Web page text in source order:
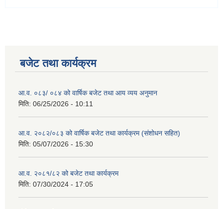
बजेट तथा कार्यक्रम
आ.व. ०८३/ ०८४ को वार्षिक बजेट तथा आय व्यय अनुमान
मिति: 06/25/2026 - 10:11
आ.व. २०८२/०८३ को वार्षिक बजेट तथा कार्यक्रम (संशोधन सहित)
मिति: 05/07/2026 - 15:30
आ.व. २०८१/८२ को बजेट तथा कार्यक्रम
मिति: 07/30/2024 - 17:05